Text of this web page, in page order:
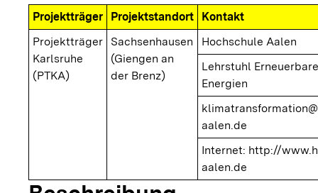
Projektträger Projektstandort
Kontakt
Projektträger
Karlsruhe
(PTKA)
Sachsenhausen
(Giengen an
der Brenz)
Hochschule Aalen
Lehrstuhl Erneuerbare
Energien
aalen.de
Internet: http://
aalen.de